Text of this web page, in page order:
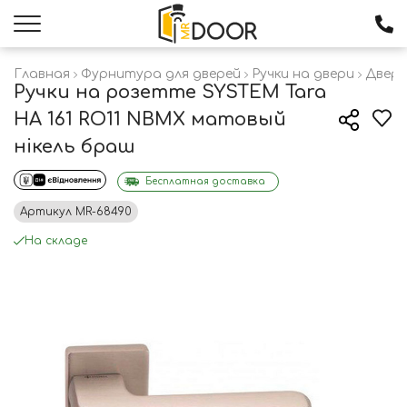
Главная Фурнитура для дверей Ручки на двери
Ручки на розетте SYSTEM Tara
HA 161 RO11 NBMX матовый
нікель браш
Бесплатная доставка
Артикул MR-68490
На складе